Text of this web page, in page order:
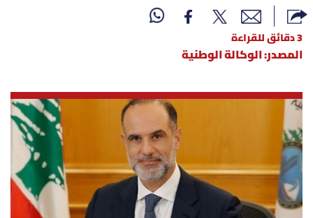
الغلاف
نداء اليوم
محليات
أسرار
متفرقات
نداء القرّاء
3 دقائق للقراءة
المصدر: الوكالة الوطنية